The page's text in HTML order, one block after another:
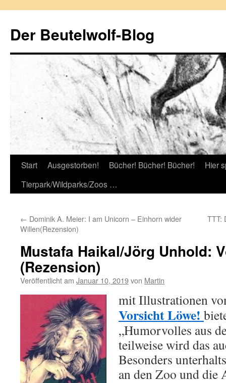
springen
Der Beutelwolf-Blog
Start Ausgestorben! Bücher! Bücher! Bücher!
Hier
Tierpark/Wildparks/Zoos …
← Dominik A. Meier: I am Unicorn – Einhorn wider
Willen(Rezension)
TTT:
Mustafa Haikal/Jörg Unhold:
(Rezension)
Veröffentlicht am Januar 10, 2019von Martin
mit Illustrationen
Vorsicht Löwe!
„Humorvolles aus
teilweise wird das
Besonders
an den Zoo und die